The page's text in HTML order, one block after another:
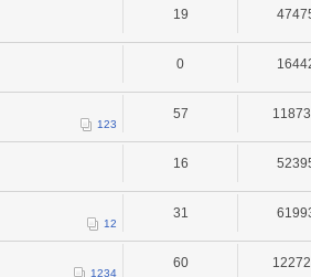
19
0
123
57
16
12
31
1234
60